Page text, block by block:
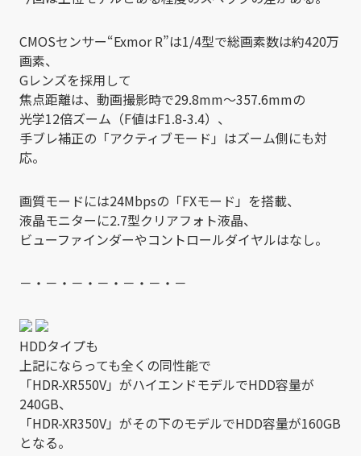
CMOSセンサー“Exmor R”は1/4型で総画素数は約420万
画素、
Gレンズを採用して
焦点距離は、動画撮影時で29.8mm～357.6mmの
光学12倍ズーム（F値はF1.8-3.4）、
手ブレ補正の「アクティブモード」はズーム側にも対
応。
画質モードには24Mbpsの「FXモード」を搭載、
液晶モニターに2.7型クリアフォト液晶、
ビューファインダーやコントロールダイヤルはなし。
－・－・－・－・－・－・－
HDDタイプも
上記にならっても全くの同性能で
「HDR-XR550V」がハイエンドモデルでHDD容量が
240GB、
「HDR-XR350V」がその下のモデルでHDD容量が160GB
となる。